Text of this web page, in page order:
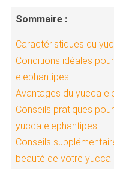
Sommaire :
Caractéristiques du
Conditions idéales
elephantipes
Avantages du yucca
Conseils pratiques
yucca elephantipes
Conseils
beauté de votre yucca